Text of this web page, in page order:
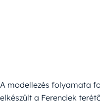
A modellezés folyamata
elkészült a Ferenciek